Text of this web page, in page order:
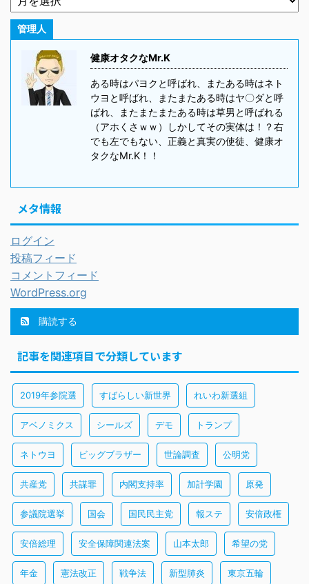
管理人
健康オタクなMr.K
ある時はパヨクと呼ばれ、またある時はネト
ウヨと呼ばれ、またまたある時はヤ〇ダと呼
ばれ、またまたまたある時は草男と呼ばれる
（アホくさｗｗ）しかしてその実体は！？右
でも左でもない、正義と真実の使徒、健康オ
タクなMr.K！！
メタ情報
ログイン
投稿フィード
コメントフィード
WordPress.org
購読する
記事を関連項目で分類しています
2019年参院選 すばらしい新世界 れいわ新選組
アベノミクス シールズ デモ トランプ
ネトウヨ ビッグブラザー 世論調査 公明党
共産党 共謀罪 内閣支持率 加計学園 原発
参議院選挙 国会 国民民主党 報ステ 安倍政権
安倍総理 安全保障関連法案 山本太郎 希望の党
年金 憲法改正 戦争法 新型肺炎 東京五輪